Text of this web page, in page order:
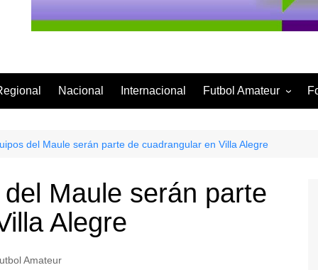
Nacional Internacional Futbol Amateur
Categoría Adulta
del Maule serán parte de cuadrangular en Villa Alegre
Maule serán parte
Alegre
Amateur